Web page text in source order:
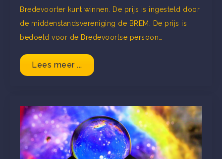
Bredevoorter kunt winnen. De prijs is ingesteld door
de middenstandsvereniging de BREM. De prijs is
bedoeld voor de Bredevoortse persoon…
Lees meer ...